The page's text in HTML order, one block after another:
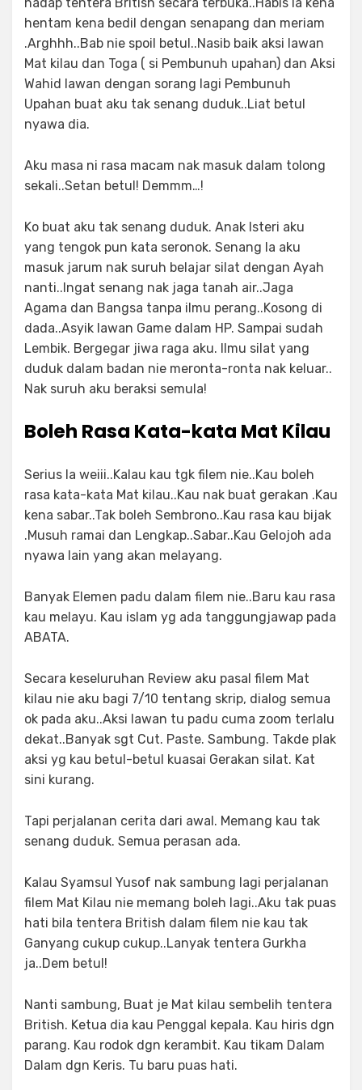
hentam kena bedil dengan senapang dan meriam
.Arghhh..Bab nie spoil betul..Nasib baik aksi lawan
Mat kilau dan Toga ( si Pembunuh upahan) dan Aksi
Wahid lawan dengan sorang lagi Pembunuh
Upahan buat aku tak senang duduk..Liat betul
nyawa dia.
Aku masa ni rasa macam nak masuk dalam tolong
sekali..Setan betul! Demmm…!
Ko buat aku tak senang duduk. Anak Isteri aku
yang tengok pun kata seronok. Senang la aku
masuk jarum nak suruh belajar silat dengan Ayah
nanti..Ingat senang nak jaga tanah air..Jaga
Agama dan Bangsa tanpa ilmu perang..Kosong di
dada..Asyik lawan Game dalam HP. Sampai sudah
Lembik. Bergegar jiwa raga aku. Ilmu silat yang
duduk dalam badan nie meronta-ronta nak keluar..
Nak suruh aku beraksi semula!
Boleh Rasa Kata-kata Mat Kilau
Serius la weiii..Kalau kau tgk filem nie..Kau boleh
rasa kata-kata Mat kilau..Kau nak buat gerakan .Kau
kena sabar..Tak boleh Sembrono..Kau rasa kau bijak
.Musuh ramai dan Lengkap..Sabar..Kau Gelojoh ada
nyawa lain yang akan melayang.
Banyak Elemen padu dalam filem nie..Baru kau rasa
kau melayu. Kau islam yg ada tanggungjawap pada
ABATA.
Secara keseluruhan Review aku pasal filem Mat
kilau nie aku bagi 7/10 tentang skrip, dialog semua
ok pada aku..Aksi lawan tu padu cuma zoom terlalu
dekat..Banyak sgt Cut. Paste. Sambung. Takde plak
aksi yg kau betul-betul kuasai Gerakan silat. Kat
sini kurang.
Tapi perjalanan cerita dari awal. Memang kau tak
senang duduk. Semua perasan ada.
Kalau Syamsul Yusof nak sambung lagi perjalanan
filem Mat Kilau nie memang boleh lagi..Aku tak puas
hati bila tentera British dalam filem nie kau tak
Ganyang cukup cukup..Lanyak tentera Gurkha
ja..Dem betul!
Nanti sambung, Buat je Mat kilau sembelih tentera
British. Ketua dia kau Penggal kepala. Kau hiris dgn
parang. Kau rodok dgn kerambit. Kau tikam Dalam
Dalam dgn Keris. Tu baru puas hati.